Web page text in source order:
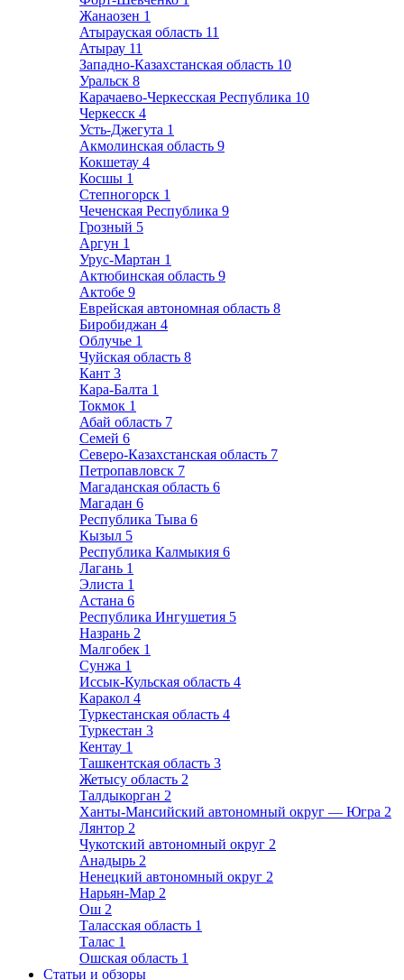
Жанаозен 1
Атырауская область 11
Атырау 11
Западно-Казахстанская область 10
Уральск 8
Карачаево-Черкесская Республика 10
Черкесск 4
Усть-Джегута 1
Акмолинская область 9
Кокшетау 4
Косшы 1
Степногорск 1
Чеченская Республика 9
Грозный 5
Аргун 1
Урус-Мартан 1
Актюбинская область 9
Актобе 9
Еврейская автономная область 8
Биробиджан 4
Облучье 1
Чуйская область 8
Кант 3
Кара-Балта 1
Токмок 1
Абай область 7
Семей 6
Северо-Казахстанская область 7
Петропавловск 7
Магаданская область 6
Магадан 6
Республика Тыва 6
Кызыл 5
Республика Калмыкия 6
Лагань 1
Элиста 1
Астана 6
Республика Ингушетия 5
Назрань 2
Малгобек 1
Сунжа 1
Иссык-Кульская область 4
Каракол 4
Туркестанская область 4
Туркестан 3
Кентау 1
Ташкентская область 3
Жетысу область 2
Талдыкорган 2
Ханты-Мансийский автономный округ — Югра 2
Лянтор 2
Чукотский автономный округ 2
Анадырь 2
Ненецкий автономный округ 2
Нарьян-Мар 2
Ош 2
Таласская область 1
Талас 1
Ошская область 1
Статьи и обзоры